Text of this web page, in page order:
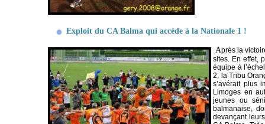
Exploit du CA Balma qui accède à la Nationale 1 !
Après la
sites. En effet,
équipe à
2, la Tribu
s’avérait plus
Limoges en
jeunes ou
balmanaise,
devançant